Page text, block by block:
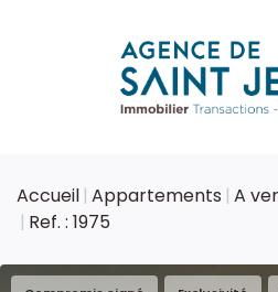
Accueil Appartements A
Ref. : 1975